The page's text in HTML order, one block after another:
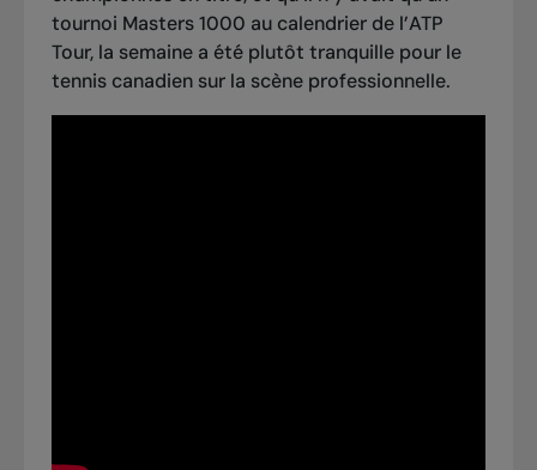
tournoi Masters 1000 au calendrier de l’ATP
Tour, la semaine a été plutôt tranquille pour le
tennis canadien sur la scène professionnelle.